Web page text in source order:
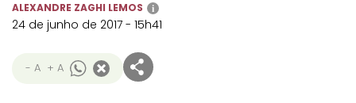
Creative
Creative
Film
Film Craft
Creative
Creative Data
Entertainment
Entertainment
for Sport
ALEXANDRE ZAGHI LEMOS i
24 de junho de 2017 - 15h41
- A + A